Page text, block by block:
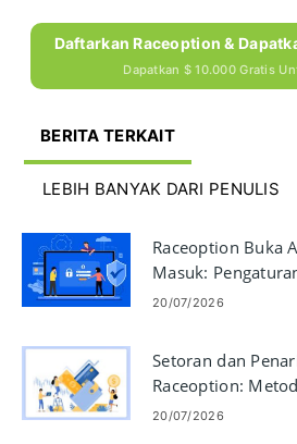
Daftarkan Raceoption &
Dapatkan $ 10.000 Gratis
BERITA TERKAIT
LEBIH BANYAK DARI PENULIS
Raceoption Buka
Masuk:
Langkah Masuk
20/07/2026
Setoran dan
Raceoption:
Waktu Pemrosesan
20/07/2026